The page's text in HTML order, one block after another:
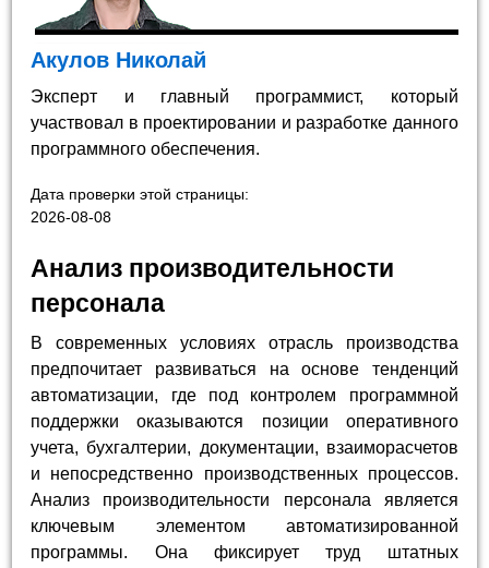
Акулов Николай
Эксперт и главный программист, который
участвовал в проектировании и разработке данного
программного обеспечения.
Дата проверки этой страницы:
2026-08-08
Анализ производительности
персонала
В современных условиях отрасль производства
предпочитает развиваться на основе тенденций
автоматизации, где под контролем программной
поддержки оказываются позиции оперативного
учета, бухгалтерии, документации, взаиморасчетов
и непосредственно производственных процессов.
Анализ производительности персонала является
ключевым элементом автоматизированной
программы. Она фиксирует труд штатных